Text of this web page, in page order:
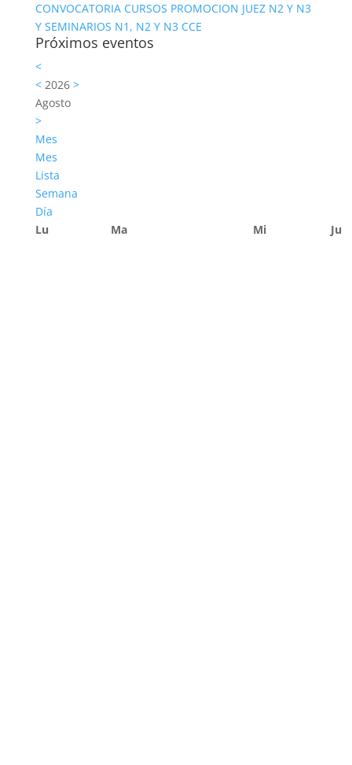
CONVOCATORIA CURSOS PROMOCION JUEZ N2 Y N3
Y SEMINARIOS N1, N2 Y N3 CCE
Próximos eventos
<
<2026 >
Agosto
>
Mes
Mes
Lista
Semana
Día
Lu
Ma Mi Ju